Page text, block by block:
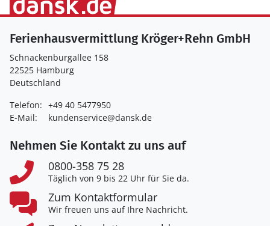
Ferienhausvermittlung Kröger+Rehn GmbH
Schnackenburgallee 158
22525 Hamburg
Deutschland
Telefon: +49 40 5477950
E-Mail:
kundenservice@dansk.de
Nehmen Sie Kontakt zu uns auf
0800-358 75 28
Täglich von 9 bis 22 Uhr für Sie da.
Zum Kontaktformular
Wir freuen uns auf Ihre Nachricht.